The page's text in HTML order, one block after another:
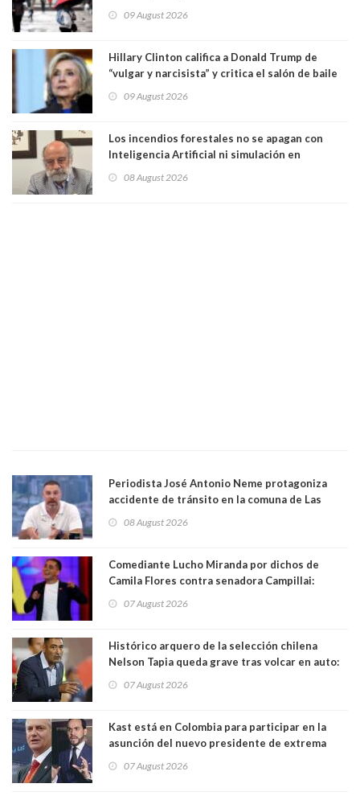
09 August 2026
Hillary Clinton califica a Donald Trump de
“vulgar y narcisista” y critica el salón de baile
casa. Y la está destruyendo”
09 August 2026
Los incendios forestales no se apagan con
Inteligencia Artificial ni simulación en
Magister en Asentamientos Humanos PUC
08 August 2026
Periodista José Antonio Neme protagoniza
accidente de tránsito en la comuna de Las
08 August 2026
Comediante Lucho Miranda por dichos de
Camila Flores contra senadora Campillai:
forma de quitar dignidad"
07 August 2026
Histórico arquero de la selección chilena
Nelson Tapia queda grave tras volcar en auto:
07 August 2026
Kast está en Colombia para participar en la
asunción del nuevo presidente de extrema
07 August 2026